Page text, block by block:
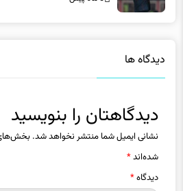
دیدگاه ها
دیدگاهتان را بنویسید
نشانی ایمیل شما منتشر نخواهد شد. بخش‌های
شده‌اند*
دیدگاه*